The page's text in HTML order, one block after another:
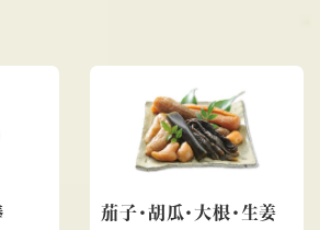
茄子･胡瓜･大根･生姜